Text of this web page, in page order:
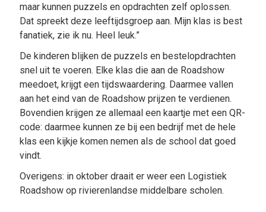
maar kunnen puzzels en opdrachten zelf oplossen.
Dat spreekt deze leeftijdsgroep aan. Mijn klas is best
fanatiek, zie ik nu. Heel leuk.”
De kinderen blijken de puzzels en bestelopdrachten
snel uit te voeren. Elke klas die aan de Roadshow
meedoet, krijgt een tijdswaardering. Daarmee vallen
aan het eind van de Roadshow prijzen te verdienen.
Bovendien krijgen ze allemaal een kaartje met een QR-
code: daarmee kunnen ze bij een bedrijf met de hele
klas een kijkje komen nemen als de school dat goed
vindt.
Overigens: in oktober draait er weer een Logistiek
Roadshow op rivierenlandse middelbare scholen.